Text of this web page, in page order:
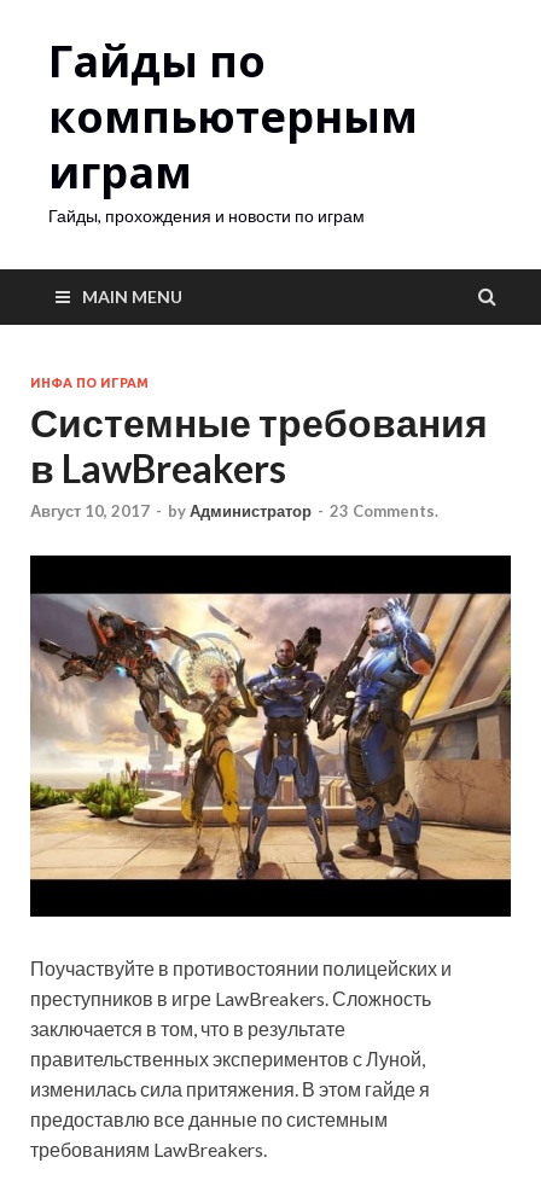
Гайды по
компьютерным
играм
Гайды, прохождения и новости по играм
MAIN MENU
ИНФА ПО ИГРАМ
Системные требования
в LawBreakers
Август 10, 2017 - byАдминистратор - 23 Comments.
Поучаствуйте в противостоянии полицейских и
преступников в игре LawBreakers. Сложность
заключается в том, что в результате
правительственных экспериментов с Луной,
изменилась сила притяжения. В этом гайде я
предоставлю все данные по системным
требованиям LawBreakers.